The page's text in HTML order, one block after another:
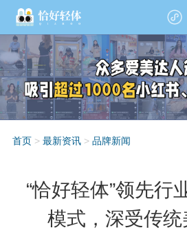
首页> 最新资讯> 品牌新闻
“恰好轻体”领先行
模式，深受传